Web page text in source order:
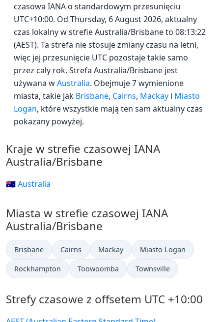
czasowa IANA o standardowym przesunięciu
UTC+10:00. Od Thursday, 6 August 2026, aktualny
czas lokalny w strefie Australia/Brisbane to 08:13:22
(AEST). Ta strefa nie stosuje zmiany czasu na letni,
więc jej przesunięcie UTC pozostaje takie samo
przez cały rok. Strefa Australia/Brisbane jest
używana wAustralia. Obejmuje 7 wymienione
miasta, takie jak Brisbane, Cairns, Mackay i Miasto
Logan, które wszystkie mają ten sam aktualny czas
pokazany powyżej.
Kraje w strefie czasowej IANA
Australia/Brisbane
🇦🇺 Australia
Miasta w strefie czasowej IANA
Australia/Brisbane
Brisbane Cairns Mackay Miasto Logan
Rockhampton Toowoomba Townsville
Strefy czasowe z offsetem UTC +10:00